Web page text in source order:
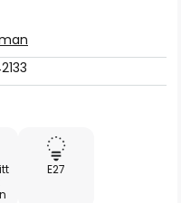
E27